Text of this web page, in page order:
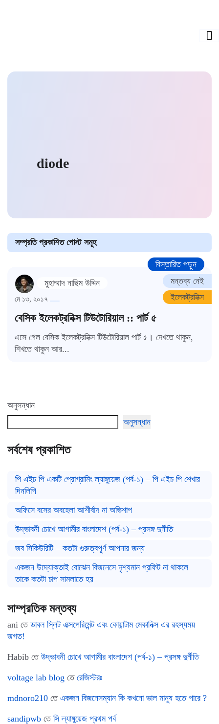
diode
সম্প্রতি প্রকাশিত পোস্ট সমূহ
মুহাম্মাদ নাছিম উদ্দিন
মন্তব্য নেই
ইলেকট্রনিক্স
বিস্তারিত পড়ুন
মে ১৩, ২০১৭
বেসিক ইলেকট্রনিক্স টিউটোরিয়াল :: পার্ট ৫
এসে গেল বেসিক ইলেকট্রনিক্স টিউটোরিয়াল পার্ট ৫। দেখতে থাকুন,
শিখতে থাকুন আর...
অনুসন্ধান
অনুসন্ধান
সর্বশেষ প্রকাশিত
পি এইচ পি একটি প্রোগ্রামিং ল্যাঙ্গুয়েজ (পর্ব-১) – পি এইচ পি শেখার
দিনলিপি
অফিসে বসের অবহেলা আশীর্বাদ না অভিশাপ
উদ্ভাবনী চোখে আগামীর বাংলাদেশ (পর্ব-১) – প্রসঙ্গ দুর্নীতি
জব সিকিউরিটি – কতটা গুরুত্বপূর্ণ আপনার জন্য
একজন উদ্যোক্তাই বোঝেন বিজনেসে দৃশ্যমান প্রফিট না থাকলে
তাকে কতটা চাপ সামলাতে হয়
সাম্প্রতিক মন্তব্য
ani তে ডাবল স্লিট এক্সপেরিমেন্ট এবং কোয়ান্টাম মেকানিক্স এর রহস্যময়
জগত!
Habib তে উদ্ভাবনী চোখে আগামীর বাংলাদেশ (পর্ব-১) – প্রসঙ্গ দুর্নীতি
voltage lab blog তে রেজিস্টরঃ
mdnoro210 তে একজন বিজনেসম্যান কি কখনো ভাল মানুষ হতে পারে ?
sandipwb তে সি ল্যাঙ্গুয়েজ প্রথম পর্ব